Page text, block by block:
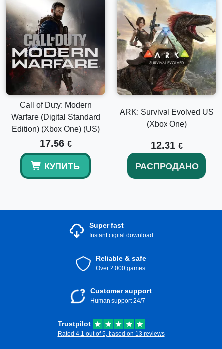
Call of Duty: Modern
Warfare (Digital Standard
Edition) (Xbox One) (US)
17.56 €
КУПИТЬ
ARK: Survival Evolved US
(Xbox One)
12.31 €
РАСПРОДАНО
Super fast
Instant digital download
Reliable & safe
Over 2.000 games
Customer support
Human support 24/7
Trustpilot
Rated 4.1 out of 5, based on 13 reviews